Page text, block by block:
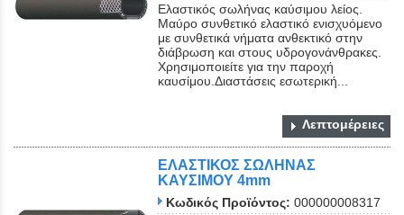
Ελαστικός σωλήνας καύσιμου λείος.
Μαύρο συνθετικό ελαστικό ενισχυόμενο
με συνθετικά νήματα ανθεκτικό στην
διάβρωση και στους υδρογονάνθρακες.
Χρησιμοποιείτε για την παροχή
καυσίμου.Διαστάσεις εσωτερική...
Λεπτομέρειες
ΕΛΑΣΤΙΚΟΣ ΣΩΛΗΝΑΣ
ΚΑΥΣΙΜΟΥ 4mm
Κωδικός Προϊόντος: 000000008317